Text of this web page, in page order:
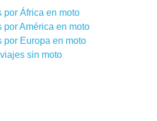
por África en moto
por América en moto
por Europa en moto
sin moto